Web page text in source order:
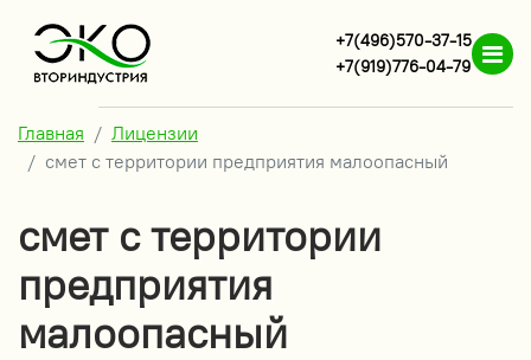
+7(496)570-37-15
+7(919)776-04-79
Главная
Лицензии
смет с территории предприятия малоопасный
смет с территории
предприятия
малоопасный